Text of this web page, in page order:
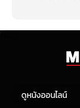
ดูหนังออนไลน์